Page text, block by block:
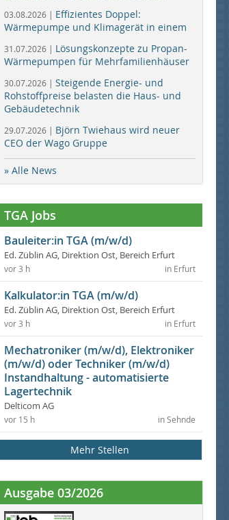
03.08.2026 | Effizientes Doppel:
Wärmepumpe und Klimagerät in einem
31.07.2026 | Lösungskonzepte zu Propan-
Wärmepumpen für Mehrfamilienhäuser
30.07.2026 | Steigende Energie- und
Rohstoffpreise belasten die Haus- und
Gebäudetechnik
29.07.2026 | Björn Twiehaus wird neuer
CEO der Wago Gruppe
» Alle News
TGA Jobs
Bauleiter:in TGA (m/w/d)
Ed. Züblin AG, Direktion Ost, Bereich Erfurt
in Erfurt
vor 3 h
Kalkulator:in TGA (m/w/d)
Ed. Züblin AG, Direktion Ost, Bereich Erfurt
in Erfurt
vor 3 h
Mechatroniker (m/w/d), Elektroniker
(m/w/d) oder Techniker (m/w/d)
Instandhaltung - automatisierte
Lagertechnik
Delticom AG
in Sehnde
vor 15 h
Mehr Stellen
Ausgabe 03/2026